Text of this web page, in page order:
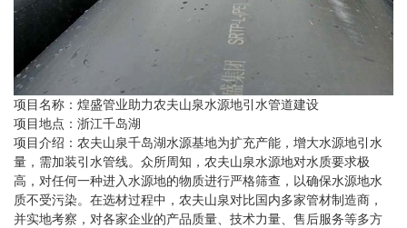
项目名称：煌盛管业助力农夫山泉水源地引水管道建设
项目地点：浙江千岛湖
项目介绍： 农夫山泉千岛湖水源基地为扩充产能，增大水源地引水
量，需加装引水管线。众所周知，农夫山泉水源地对水质要求极
高，对任何一种进入水源地的物质进行严格筛查，以确保水源地水
质不受污染。在选材过程中，农夫山泉对比国内多家管材制造商，
并实地考察，对各家企业的产品质量、技术力量、售后服务等多方